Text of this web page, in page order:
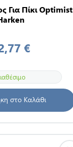
Για Πίκι Optimist
€
στο Καλάθι